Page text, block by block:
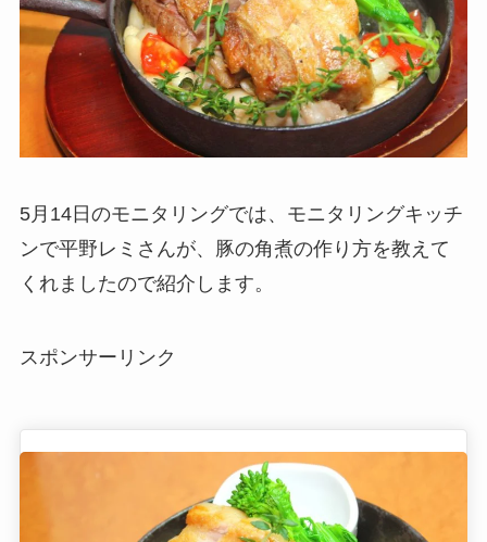
5月14日のモニタリングでは、モニタリングキッチ
ンで平野レミさんが、豚の角煮の作り方を教えて
くれましたので紹介します。
スポンサーリンク